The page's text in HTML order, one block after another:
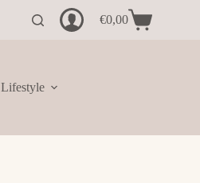
Winkelwagen
€0,00
Lifestyle